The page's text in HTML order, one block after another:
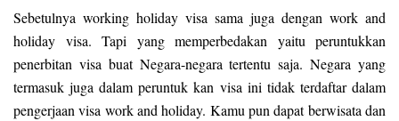
Sebetulnya working holiday visa sama juga dengan work and
holiday visa. Tapi yang memperbedakan yaitu peruntukkan
penerbitan visa buat Negara-negara tertentu saja. Negara yang
termasuk juga dalam peruntuk kan visa ini tidak terdaftar dalam
pengerjaan visa work and holiday. Kamu pun dapat berwisata dan